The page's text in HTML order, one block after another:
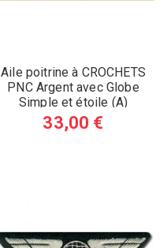
Aile poitrine à CROCHETS
PNC Argent avec Globe
Simple et étoile (A)
33,00 €